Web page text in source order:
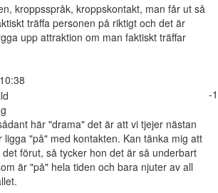
kroppsspråk, kroppskontakt, man får ut så
träffa personen på riktigt och det är
upp attraktion om man faktiskt träffar
-1
här "drama" det är att vi tjejer nästan
ligga "på" med kontakten. Kan tänka mig att
förut, så tycker hon det är så underbart
är "på" hela tiden och bara njuter av all